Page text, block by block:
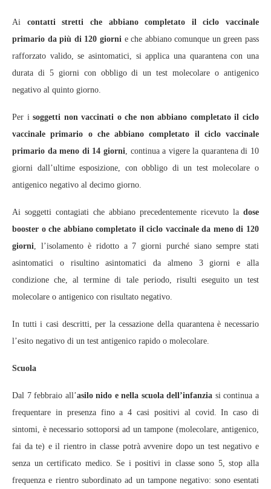
Ai contatti stretti che abbiano completato il ciclo vaccinale
primario da più di 120 giorni e che abbiano comunque un green pass
rafforzato valido, se asintomatici, si applica una quarantena con una
durata di 5 giorni con obbligo di un test molecolare o antigenico
negativo al quinto giorno.
Per isoggetti non vaccinati o che non abbiano completato il ciclo
vaccinale primario o che abbiano completato il ciclo vaccinale
primario da meno di 14 giorni , continua a vigere la quarantena di 10
giorni dall’ultime esposizione, con obbligo di un test molecolare o
antigenico negativo al decimo giorno.
Ai soggetti contagiati che abbiano precedentemente ricevuto la dose
booster o che abbiano completato il ciclo vaccinale da meno di 120
giorni , l’isolamento è ridotto a 7 giorni purché siano sempre stati
asintomatici o risultino asintomatici da almeno 3 giorni e alla
condizione che, al termine di tale periodo, risulti eseguito un test
molecolare o antigenico con risultato negativo.
In tutti i casi descritti, per la cessazione della quarantena è necessario
l’esito negativo di un test antigenico rapido o molecolare.
Scuola
Dal 7 febbraio all’asilo nido e nella scuola dell’infanzia si continua a
frequentare in presenza fino a 4 casi positivi al covid. In caso di
sintomi, è necessario sottoporsi ad un tampone (molecolare, antigenico,
fai da te) e il rientro in classe potrà avvenire dopo un test negativo e
senza un certificato medico. Se i positivi in classe sono 5, stop alla
frequenza e rientro subordinato ad un tampone negativo: sono esentati